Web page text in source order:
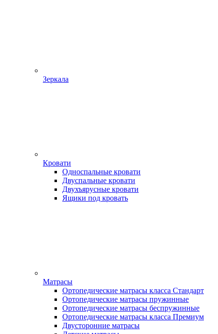
Зеркала
Кровати
Односпальные кровати
Двуспальные кровати
Двухъярусные кровати
Ящики под кровать
Матрасы
Ортопедические матрасы класса Стандарт
Ортопедические матрасы пружинные
Ортопедические матрасы беспружинные
Ортопедические матрасы класса Премиум
Двусторонние матрасы